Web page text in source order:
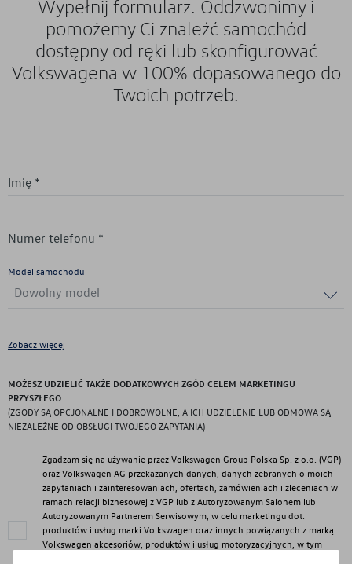
Wypełnij formularz. Oddzwonimy i
pomożemy Ci znaleźć samochód
dostępny od ręki lub skonfigurować
Volkswagena w 100% dopasowanego do
Twoich potrzeb.
Imię *
Numer telefonu *
Model samochodu
Dowolny model
Zobacz więcej
MOŻESZ UDZIELIĆ TAKŻE DODATKOWYCH ZGÓD CELEM MARKETINGU
PRZYSZŁEGO
(ZGODY SĄ OPCJONALNE I DOBROWOLNE, A ICH UDZIELENIE LUB ODMOWA SĄ
NIEZALEŻNE OD OBSŁUGI TWOJEGO ZAPYTANIA)
Zgadzam się na używanie przez Volkswagen Group Polska Sp. z o.o. (VGP)
oraz Volkswagen AG przekazanych danych, danych zebranych o moich
zapytaniach i zainteresowaniach, ofertach, zamówieniach i zleceniach w
ramach relacji biznesowej z VGP lub z Autoryzowanym Salonem lub
Autoryzowanym Partnerem Serwisowym, w celu marketingu dot.
produktów i usług marki Volkswagen oraz innych powiązanych z marką
Volkswagen akcesoriów, produktów i usług motoryzacyjnych, w tym